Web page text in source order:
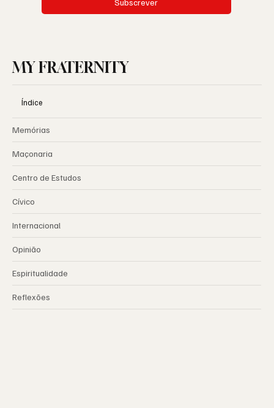
MY FRATERNITY
Índice
Memórias
Maçonaria
Centro de Estudos
Cívico
Internacional
Opinião
Espiritualidade
Reflexões